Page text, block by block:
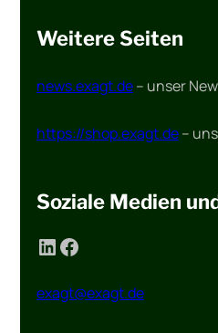
Weitere Seiten
news.exagt.de– unser
https://shop.exagt.de–
Soziale Medien
LinkedIn Facebook
exagt@exagt.de